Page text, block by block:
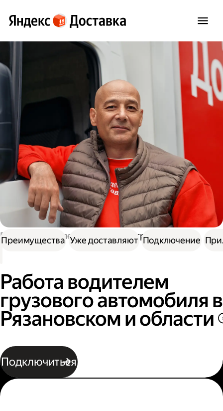
Работа водителем Работа на грузовике
Работа водителем
грузового автомобиля в
Рязановском и области
Подключиться
Преимущества Уже доставляют Подключение